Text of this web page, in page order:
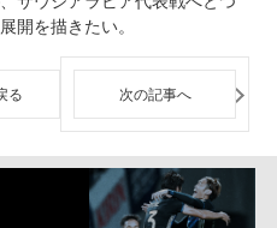
開を描きたい。
る 次の記事へ